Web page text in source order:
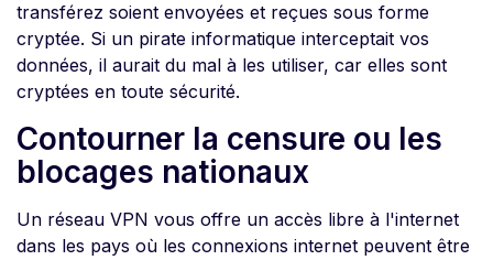
transférez soient envoyées et reçues sous forme
cryptée. Si un pirate informatique interceptait vos
données, il aurait du mal à les utiliser, car elles sont
cryptées en toute sécurité.
Contourner la censure ou les
blocages nationaux
Un réseau VPN vous offre un accès libre à l'internet
dans les pays où les connexions internet peuvent être